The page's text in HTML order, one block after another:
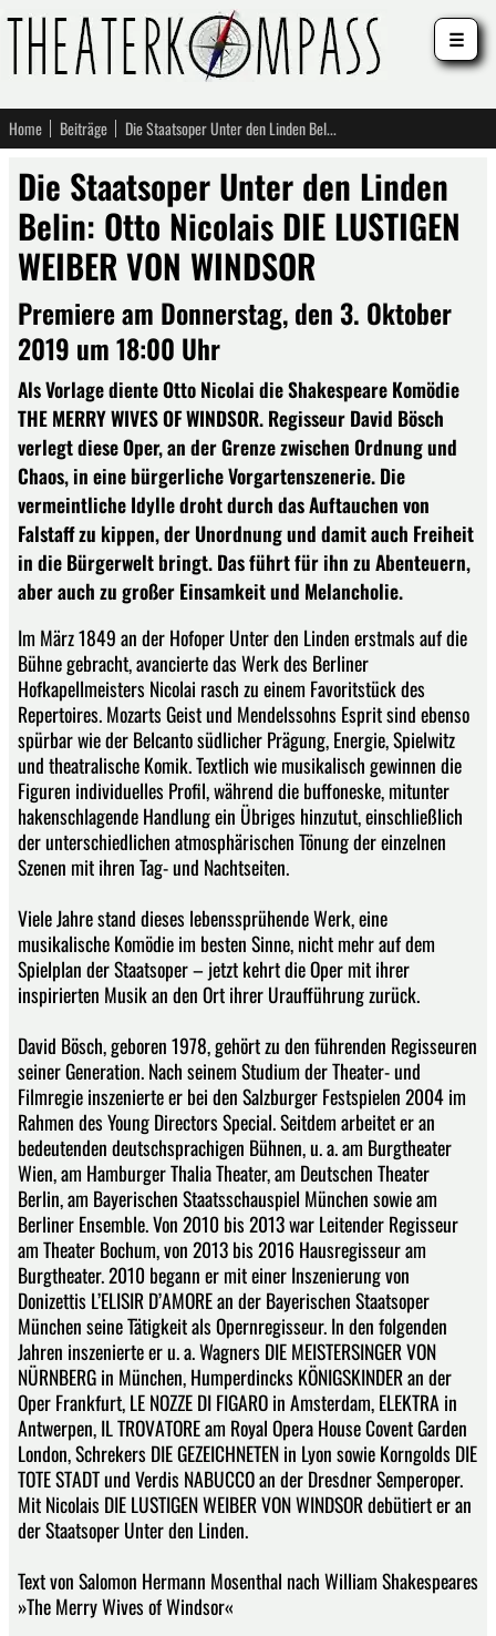
Home Beiträge Die Staatsoper Unter den Linden Belin: Otto Nicolais DIE LUSTIGEN WEIBER VON WINDSOR
Die Staatsoper Unter den Linden
Belin: Otto Nicolais DIE LUSTIGEN
WEIBER VON WINDSOR
Premiere am Donnerstag, den 3. Oktober
2019 um 18:00 Uhr
Als Vorlage diente Otto Nicolai die Shakespeare Komödie
THE MERRY WIVES OF WINDSOR. Regisseur David Bösch
verlegt diese Oper, an der Grenze zwischen Ordnung und
Chaos, in eine bürgerliche Vorgartenszenerie. Die
vermeintliche Idylle droht durch das Auftauchen von
Falstaff zu kippen, der Unordnung und damit auch Freiheit
in die Bürgerwelt bringt. Das führt für ihn zu Abenteuern,
aber auch zu großer Einsamkeit und Melancholie.
Im März 1849 an der Hofoper Unter den Linden erstmals auf die
Bühne gebracht, avancierte das Werk des Berliner
Hofkapellmeisters Nicolai rasch zu einem Favoritstück des
Repertoires. Mozarts Geist und Mendelssohns Esprit sind ebenso
spürbar wie der Belcanto südlicher Prägung, Energie, Spielwitz
und theatralische Komik. Textlich wie musikalisch gewinnen die
Figuren individuelles Profil, während die buffoneske, mitunter
hakenschlagende Handlung ein Übriges hinzutut, einschließlich
der unterschiedlichen atmosphärischen Tönung der einzelnen
Szenen mit ihren Tag- und Nachtseiten.
Viele Jahre stand dieses lebenssprühende Werk, eine
musikalische Komödie im besten Sinne, nicht mehr auf dem
Spielplan der Staatsoper – jetzt kehrt die Oper mit ihrer
inspirierten Musik an den Ort ihrer Uraufführung zurück.
David Bösch, geboren 1978, gehört zu den führenden Regisseuren
seiner Generation. Nach seinem Studium der Theater- und
Filmregie inszenierte er bei den Salzburger Festspielen 2004 im
Rahmen des Young Directors Special. Seitdem arbeitet er an
bedeutenden deutschsprachigen Bühnen, u. a. am Burgtheater
Wien, am Hamburger Thalia Theater, am Deutschen Theater
Berlin, am Bayerischen Staatsschauspiel München sowie am
Berliner Ensemble. Von 2010 bis 2013 war Leitender Regisseur
am Theater Bochum, von 2013 bis 2016 Hausregisseur am
Burgtheater. 2010 begann er mit einer Inszenierung von
Donizettis L’ELISIR D’AMORE an der Bayerischen Staatsoper
München seine Tätigkeit als Opernregisseur. In den folgenden
Jahren inszenierte er u. a. Wagners DIE MEISTERSINGER VON
NÜRNBERG in München, Humperdincks KÖNIGSKINDER an der
Oper Frankfurt, LE NOZZE DI FIGARO in Amsterdam, ELEKTRA in
Antwerpen, IL TROVATORE am Royal Opera House Covent Garden
London, Schrekers DIE GEZEICHNETEN in Lyon sowie Korngolds DIE
TOTE STADT und Verdis NABUCCO an der Dresdner Semperoper.
Mit Nicolais DIE LUSTIGEN WEIBER VON WINDSOR debütiert er an
der Staatsoper Unter den Linden.
Text von Salomon Hermann Mosenthal nach William Shakespeares
»The Merry Wives of Windsor«
☰